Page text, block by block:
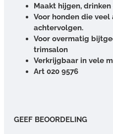
Maakt hijgen,
Voor honden die
achtervolgen.
Voor overmatig
trimsalon
Verkrijgbaar in vele
Art 020 9576
GEEF BEOORDELING